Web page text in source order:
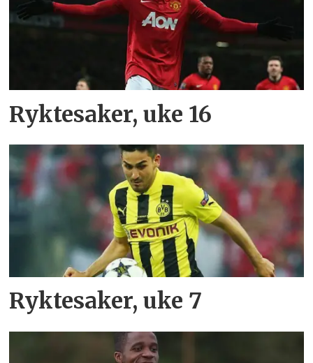
Ryktesaker, uke 16
Ryktesaker, uke 7